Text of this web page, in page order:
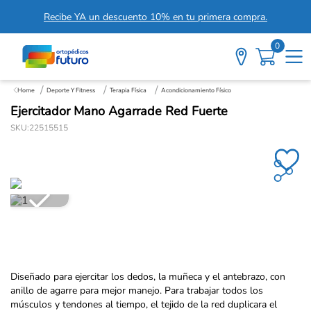
Recibe YA un descuento 10% en tu primera compra.
0
Deporte Y Fitness Terapia Física Acondicionamiento Físico
Ejercitador Mano Agarrade Red Fuerte
SKU:22515515
Diseñado para ejercitar los dedos, la muñeca y el antebrazo, con
anillo de agarre para mejor manejo. Para trabajar todos los
músculos y tendones al tiempo, el tejido de la red duplicara el